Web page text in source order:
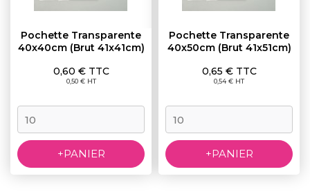
Pochette Transparente
40x40cm (brut 41x41cm)
0,60 € TTC
0,50 € HT
+PANIER
Pochette Transparente
40x50cm (brut 41x51cm)
0,65 € TTC
0,54 € HT
+PANIER